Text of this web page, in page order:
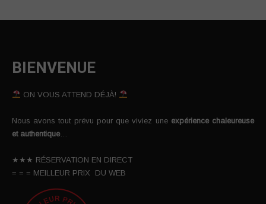
BIENVENUE
ON VOUS ATTEND DÉJÀ!
Nous avons tout prévu pour que viviez une expérience chaleureuse
et authentique…
★★★ RÉSERVATION EN DIRECT
= = = MEILLEUR PRIX DU WEB